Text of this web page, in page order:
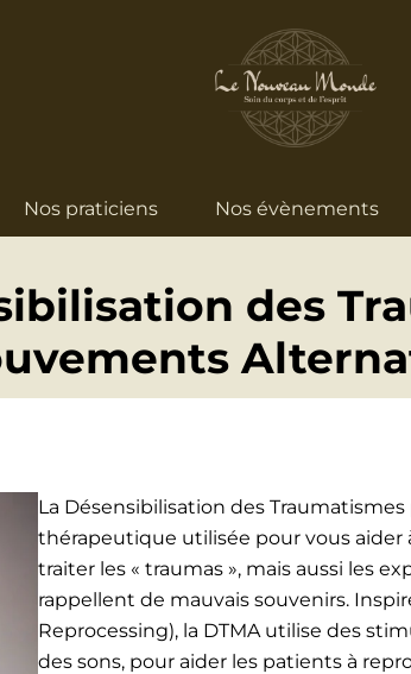
Nos praticiens Nos évènements
des
La Désensibilisation des
thérapeutique utilisée pour vous aider
traiter les « traumas », mais aussi les
rappellent de mauvais souvenirs.
Reprocessing), la DTMA utilise des
des sons, pour aider les patients à